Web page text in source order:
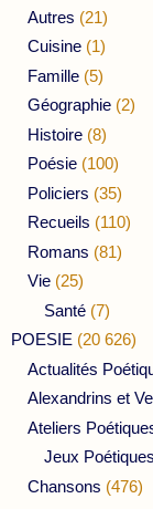
Autres (21)
Cuisine (1)
Famille (5)
Géographie (2)
Histoire (8)
Poésie (100)
Policiers (35)
Recueils (110)
Romans (81)
Vie (25)
Santé (7)
POESIE (20 626)
Actualités
Alexandrins et
Ateliers
Jeux Poétiques
Chansons (476)